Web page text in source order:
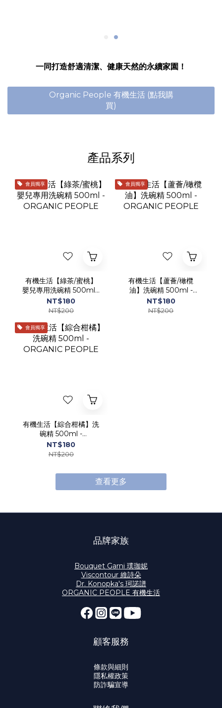
一同打造舒適清潔、健康天然的永續家園！
Organic People 有機生活 (點我購
買)
產品系列
會員獨享
有機生活【綠茶/蜜桃】
嬰兒專用洗碗精 500ml -
ORGANIC PEOPLE
NT$180
NT$200
會員獨享
有機生活【蘆薈/橄欖
油】洗碗精 500ml -
ORGANIC PEOPLE
NT$180
NT$200
會員獨享
有機生活【綜合柑橘】洗
碗精 500ml -
ORGANIC PEOPLE
NT$180
NT$200
查看更多
品牌家族
Bouquet Garni 璞珈妮
Viscontour 維詩朵
Dr. Konopka's 珂諾譜
ORGANIC PEOPLE 有機生活
顧客服務
條款與細則
隱私權政策
防詐騙宣導